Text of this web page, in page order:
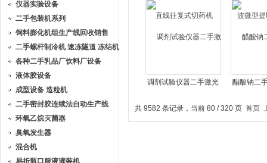
仪器实验设备
二手包装机系列
饲料膨化机组生产线回收销售
二手螺杆制冷机 速冻隧道 冻结机
各种二手乳品厂饮料厂设备
液体胶设备
成型设备 造粒机
二手密封胶连续法自动生产线
环氧乙烷灭菌器
臭氧发生器
混合机
易折瓶口服液灌装机
调剂试验仪器二手激光
醋酸钠二
共 9582 条记录，当前 80 / 320 页 首页